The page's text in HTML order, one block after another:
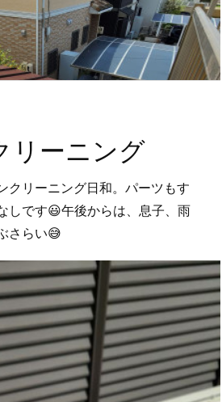
リーニング
クリーニング日和。パーツもす
しです😃午後からは、息子、雨
さらい😅